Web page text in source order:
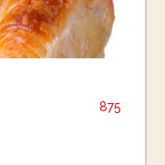
875